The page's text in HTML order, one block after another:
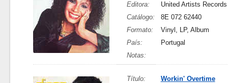
Editora:
United Artists Records
Catálogo:
8E 072 62440
Formato:
Vinyl, LP, Album
País:
Portugal
Notas:
Título:
Workin' Overtime